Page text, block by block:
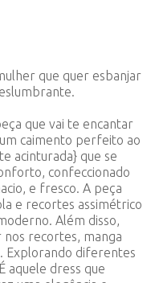
que quer esbanjar
que vai te encantar
caimento perfeito ao
acinturada} que se
confeccionado
e fresco. A peça
e recortes assimétrico
Além disso,
nos recortes, manga
Explorando diferentes
aquele dress que